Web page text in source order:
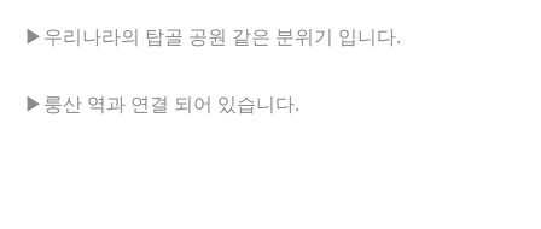
▶ 우리나라의 탑골 공원 같은 분위기 입니다.
▶ 룽산 역과 연결 되어 있습니다.